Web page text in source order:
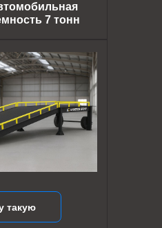
такую
7 тонн